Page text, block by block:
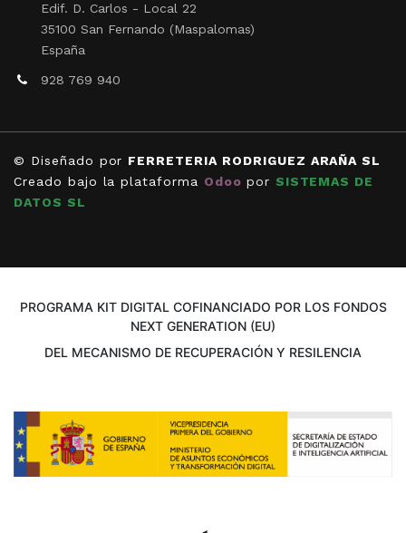
Edif. D. Carlos - Local 22
35100 San Fernando (Maspalomas)
España
928 769 940
© Diseñado por FERRETERIA RODRIGUEZ ARAÑA SL
Creado bajo la plataforma Odoo por SISTEMAS DE
DATOS SL
PROGRAMA KIT DIGITAL COFINANCIADO POR LOS FONDOS
NEXT GENERATION (EU)
DEL MECANISMO DE RECUPERACIÓN Y RESILENCIA